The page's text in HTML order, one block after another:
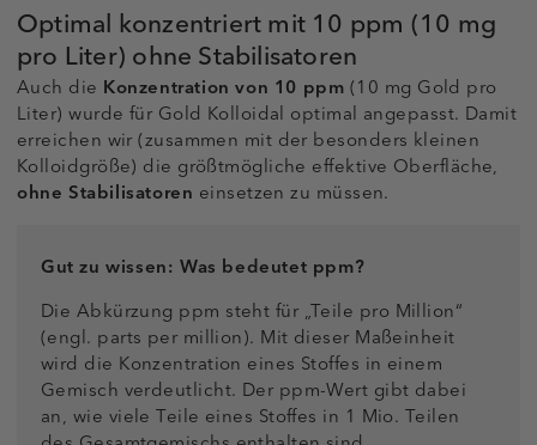
Optimal konzentriert mit 10 ppm (10 mg
pro Liter) ohne Stabilisatoren
Auch die Konzentration von 10 ppm(10 mg Gold pro
Liter) wurde für Gold Kolloidal optimal angepasst. Damit
erreichen wir (zusammen mit der besonders kleinen
Kolloidgröße) die größtmögliche effektive Oberfläche,
ohne Stabilisatoren einsetzen zu müssen.
Gut zu wissen: Was bedeutet ppm?
Die Abkürzung ppm steht für „Teile pro Million“
(engl. parts per million). Mit dieser Maßeinheit
wird die Konzentration eines Stoffes in einem
Gemisch verdeutlicht. Der ppm-Wert gibt dabei
an, wie viele Teile eines Stoffes in 1 Mio. Teilen